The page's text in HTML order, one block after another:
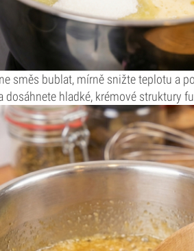
směs bublat, mírně snižte teplotu a
dosáhnete hladké, krémové struktury